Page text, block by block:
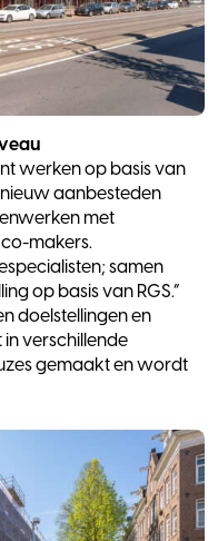
werken op basis van
aanbesteden
met
makers.
samen
op basis van RGS.”
doelstellingen en
verschillende
gemaakt en wordt